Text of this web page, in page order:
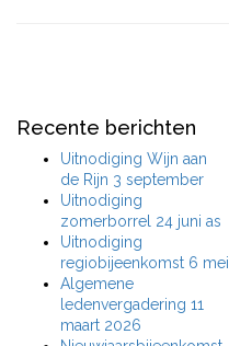
Recente berichten
Uitnodiging Wijn aan
de Rijn 3 september
Uitnodiging
zomerborrel 24 juni as
Uitnodiging
regiobijeenkomst 6 mei
Algemene
ledenvergadering 11
maart 2026